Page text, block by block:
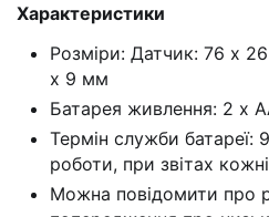
Характеристики
Розміри: Датчик: 76 х
х 9 мм
Батарея живлення: 2 x
Термін служби батареї:
роботи, при звітах
Можна повідомити про